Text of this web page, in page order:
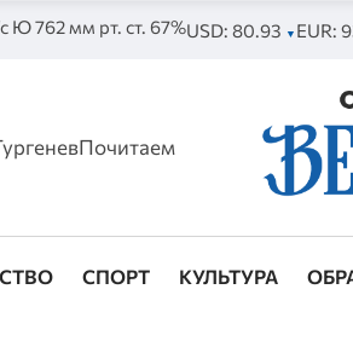
Ю 762 мм рт. ст. 67%USD: 80.93 ▼ EUR:
СПОРТ КУЛЬТУРА